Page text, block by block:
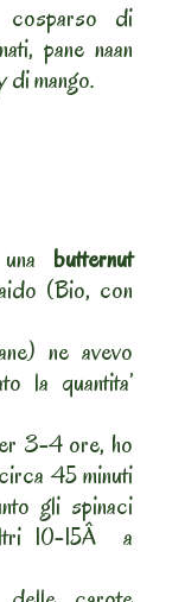
di
pane naan
di mango.
butternut
(Bio, con
ne avevo
la quantita’
3-4 ore, ho
45 minuti
gli spinaci
10-15Â a